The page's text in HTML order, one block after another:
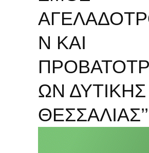
Ν ΚΑΙ
ΩΝ ΔΥΤΙΚΗΣ
ΘΕΣΣΑΛΙΑΣ’’